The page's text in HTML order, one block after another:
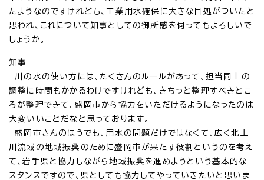
たようなのですけれども、工業用水確保に大きな目処がついたと
思われ、これについて知事としての御所感を伺ってもよろしいで
しょうか。
知事
川の水の使い方には、たくさんのルールがあって、担当同士の
調整に時間もかかるわけですけれども、きちっと整理すべきとこ
ろが整理できて、盛岡市から協力をいただけるようになったのは
大変いいことだなと思っております。
盛岡市さんのほうでも、用水の問題だけではなくて、広く北上
川流域の地域振興のために盛岡市が果たす役割というのを考え
て、岩手県と協力しながら地域振興を進めようという基本的な
スタンスですので、県としても協力してやっていきたいと思いま